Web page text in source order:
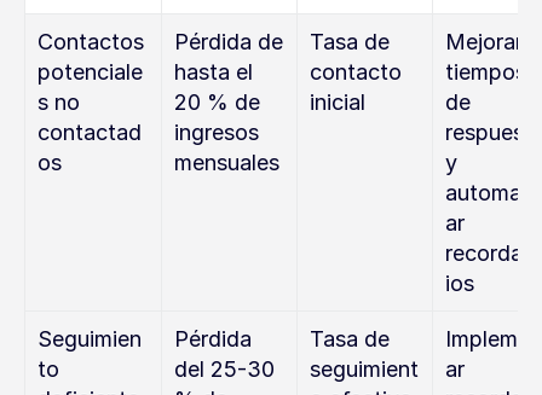
Contactos
potenciale
s no
contactad
os
Pérdida de
hasta el
20 % de
ingresos
mensuales
Tasa de
contacto
inicial
Mejorar
tiempos
de
y
ar
ios
Seguimien
to
Pérdida
del 25-30
Tasa de
seguimient
ar